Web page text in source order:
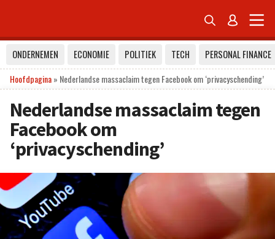
 
ONDERNEMEN ECONOMIE POLITIEK TECH
PERSONAL FINANCE
Hoofdpagina» Nederlandse massaclaim tegen Facebook om ‘privacyschending’
Nederlandse massaclaim tegen
Facebook om
‘privacyschending’